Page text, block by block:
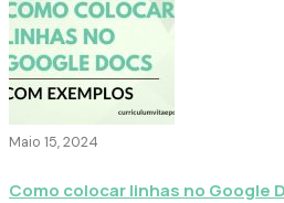
Maio 15, 2024
Como colocar linhas no Google